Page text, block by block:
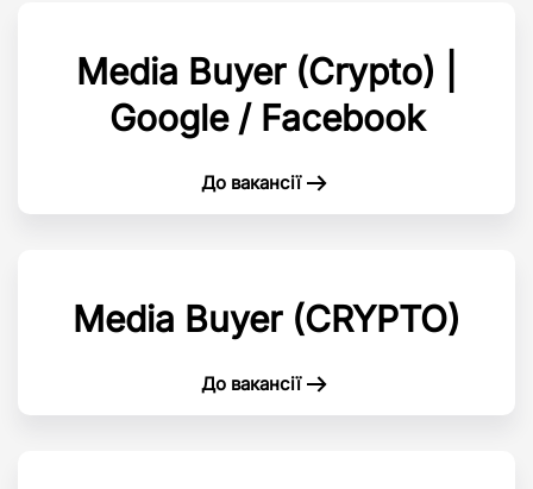
Media Buyer (Crypto) |
Google / Facebook
До вакансії
Media Buyer (CRYPTO)
До вакансії